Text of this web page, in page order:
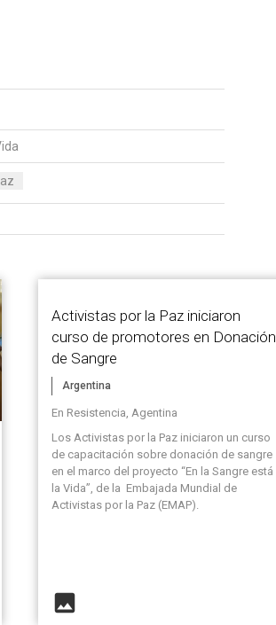
Activistas por la Paz iniciaron
curso de promotores en Donación
de Sangre
Argentina
En Resistencia, Agentina
Los Activistas por la Paz iniciaron un curso
de capacitación sobre donación de sangre
en el marco del proyecto “En la Sangre está
la Vida”, de la Embajada Mundial de
Activistas por la Paz (EMAP).
image